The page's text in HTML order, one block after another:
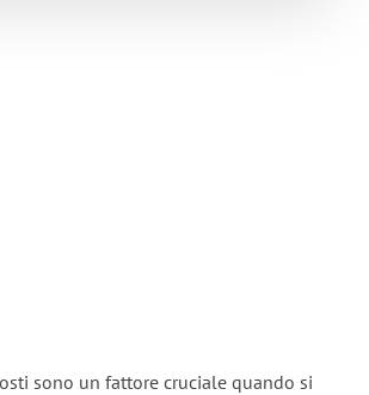
sono un fattore cruciale quando si